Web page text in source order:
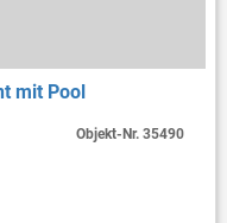
mit Pool
Objekt-Nr.35490